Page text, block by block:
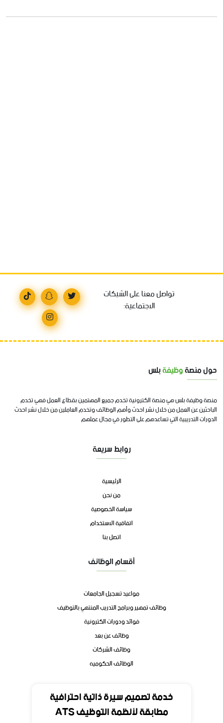
خدمة تصميم سيرة ذاتية احترافية
مطابقة لأنظمة التوظيف ATS
تواصل معنا على الشبكات
الاجتماعية:
حول منصةوظيفةبلس
منصة وظيفة بلس هي منصة الكترونية تخدم جميع المهتمين بقطاع العمل فهي تخدم
الباحثين عن العمل من خلال نشر احدث وأهم الوظائف وتخدم العاملين من خلال نشر احدث
الدورات التدريبية التي تساعدهم على التطور في مجال عملهم
روابط سريعة
الرئيسية
من نحن
سياسة الخصوصية
اتفاقية الاستخدام
اتصل بنا
أقسام الوظائف
مواعيد تسجيل الجامعات
وظائف تمهير وبرامج التدريب المنتهي بالتوظيف
فوائد ودورات الكترونية
وظائف عن بعد
وظائف الشركات
الوظائف الحكوميه